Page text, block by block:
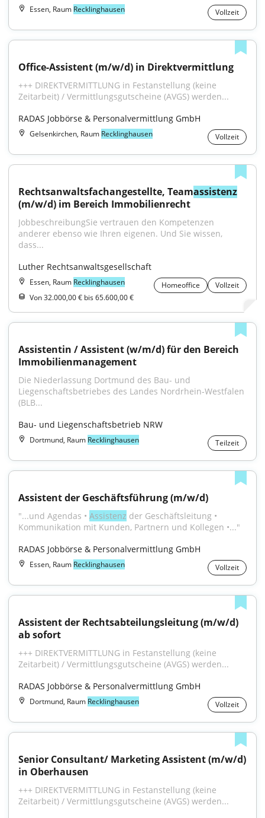
Essen, Raum Recklinghausen Vollzeit
Office-Assistent (m/w/d) in Direktvermittlung
+++ DIREKTVERMITTLUNG in Festanstellung (keine
Zeitarbeit) / Vermittlungsgutscheine (AVGS) werden...
RADAS Jobbörse & Personalvermittlung GmbH
Gelsenkirchen, Raum Recklinghausen Vollzeit
Rechtsanwaltsfachangestellte, Teamassistenz
(m/w/d) im Bereich Immobilienrecht
JobbeschreibungSie vertrauen den Kompetenzen
anderer ebenso wie Ihren eigenen. Und Sie wissen,
dass...
Luther Rechtsanwaltsgesellschaft
Essen, Raum Recklinghausen Homeoffice
Vollzeit
Von 32.000,00 € bis 65.600,00 €
Assistentin / Assistent (w/m/d) für den Bereich
Immobilienmanagement
Die Niederlassung Dortmund des Bau- und
Liegenschafts­betriebes des Landes Nordrhein‑Westfalen
(BLB...
Bau- und Liegenschaftsbetrieb NRW
Dortmund, Raum Recklinghausen Teilzeit
Assistent der Geschäftsführung (m/w/d)
"...und Agendas • Assistenz der Geschäftsleitung •
Kommunikation mit Kunden, Partnern und Kollegen •..."
RADAS Jobbörse & Personalvermittlung GmbH
Essen, Raum Recklinghausen Vollzeit
Assistent der Rechtsabteilungsleitung (m/w/d)
ab sofort
+++ DIREKTVERMITTLUNG in Festanstellung (keine
Zeitarbeit) / Vermittlungsgutscheine (AVGS) werden...
RADAS Jobbörse & Personalvermittlung GmbH
Dortmund, Raum Recklinghausen Vollzeit
Senior Consultant/ Marketing Assistent (m/w/d)
in Oberhausen
+++ DIREKTVERMITTLUNG in Festanstellung (keine
Zeitarbeit) / Vermittlungsgutscheine (AVGS) werden...